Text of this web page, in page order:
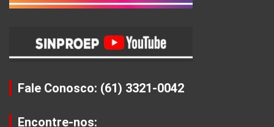
Fale Conosco: (61) 3321-0042
Encontre-nos: